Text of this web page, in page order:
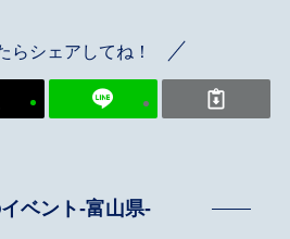
らシェアしてね！
ベント-富山県-